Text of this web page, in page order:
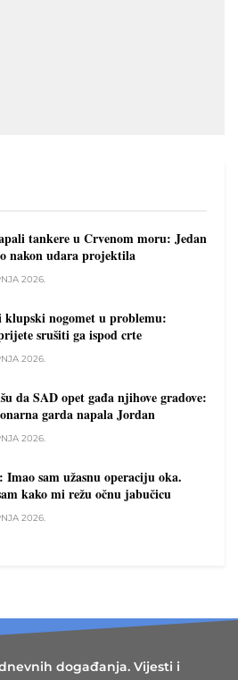
tankere u Crvenom moru: Jedan
nakon udara projektila
2026.
nogomet u problemu:
srušiti ga ispod crte
2026.
da SAD opet gađa njihove gradove:
garda napala Jordan
2026.
Imao sam užasnu operaciju oka.
kako mi režu očnu jabučicu
2026.
događanja. Vijesti i